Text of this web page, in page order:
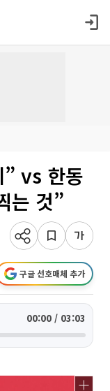
” vs 한동
는 것”
구글 선호매체 추가
00:00 / 03:03